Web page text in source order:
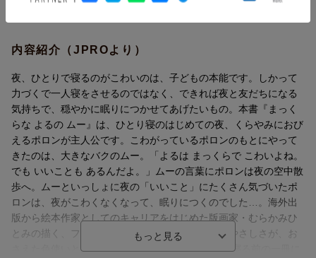
夜、ひとりで寝るのがこわいのは、子どもの本能です。しかって
力づくで一人寝をさせるのではなく、できれば夜と友だちになる
気持ちで、穏やかに眠りにつかせてあげたいもの。
本書『まっくらなよるのムー』は、ひとり寝のはじめての夜、く
らやみにおびえるポロンが主人公です。こわがっているポロンの
もとにやってきたのは、大きなバクのムー。「よるはまっくらで
こわいよね。でもいいこともあるんだよ。」ムーの言葉にポロン
は夜の空中散歩へ。ムーといっしょに夜の「いいこと」にたくさ
ん気づいたポロンは、夜がこわくなくなって、眠りにつくのでし
た…。
海外出版から絵本作家としてのキャリアをはじめた版画家・むら
かみひとみの描く、ファンタジックな夜の風景とムーのやさしさ
内容紹介（JPROより）
夜、ひとりで寝るのがこわいのは、子どもの本能です。しかって
力づくで一人寝をさせるのではなく、できれば夜と友だちになる
気持ちで、穏やかに眠りにつかせてあげたいもの。本書『まっく
らな よるの ムー』は、ひとり寝のはじめての夜、くらやみにおび
えるポロンが主人公です。こわがっているポロンのもとにやって
きたのは、大きなバクのムー。「よるは まっくらで こわいよね。
でも いいことも あるんだよ。」ムーの言葉にポロンは夜の空中散
歩へ。ムーといっしょに夜の「いいこと」にたくさん気づいたポ
ロンは、夜がこわくなくなって、眠りにつくのでした…。海外出
版から絵本作家としてのキャリアをはじめた版画家・むらかみひ
とみの描く、ファンタジックな夜の風景とムーのやさしさが、お
さえた色使いと描線の素朴さから伝わります。 夜寝る前の一冊に